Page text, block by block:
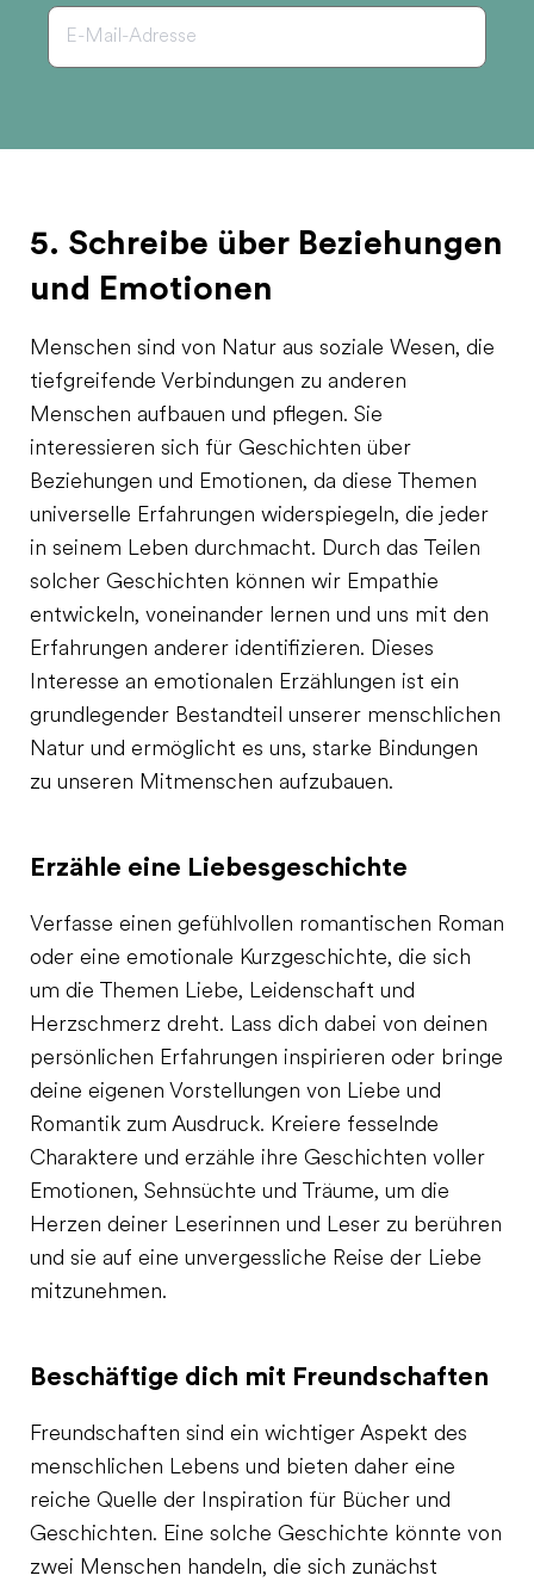
5. Schreibe über Beziehungen
und Emotionen
Menschen sind von Natur aus soziale Wesen, die
tiefgreifende Verbindungen zu anderen
Menschen aufbauen und pflegen. Sie
interessieren sich für Geschichten über
Beziehungen und Emotionen, da diese Themen
universelle Erfahrungen widerspiegeln, die jeder
in seinem Leben durchmacht. Durch das Teilen
solcher Geschichten können wir Empathie
entwickeln, voneinander lernen und uns mit den
Erfahrungen anderer identifizieren. Dieses
Interesse an emotionalen Erzählungen ist ein
grundlegender Bestandteil unserer menschlichen
Natur und ermöglicht es uns, starke Bindungen
zu unseren Mitmenschen aufzubauen.
Erzähle eine Liebesgeschichte
Verfasse einen gefühlvollen romantischen Roman
oder eine emotionale Kurzgeschichte, die sich
um die Themen Liebe, Leidenschaft und
Herzschmerz dreht. Lass dich dabei von deinen
persönlichen Erfahrungen inspirieren oder bringe
deine eigenen Vorstellungen von Liebe und
Romantik zum Ausdruck. Kreiere fesselnde
Charaktere und erzähle ihre Geschichten voller
Emotionen, Sehnsüchte und Träume, um die
Herzen deiner Leserinnen und Leser zu berühren
und sie auf eine unvergessliche Reise der Liebe
mitzunehmen.
Beschäftige dich mit Freundschaften
Freundschaften sind ein wichtiger Aspekt des
menschlichen Lebens und bieten daher eine
reiche Quelle der Inspiration für Bücher und
Geschichten. Eine solche Geschichte könnte von
zwei Menschen handeln, die sich zunächst